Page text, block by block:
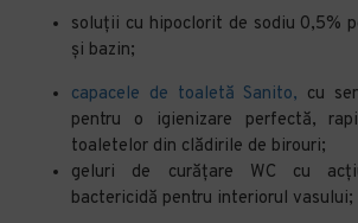
soluții cu hipoclorit de sodiu 0,5%
și bazin;
capacele de toaletă Sanito, cu
pentru o igienizare perfectă,
toaletelor din clădirile de birouri;
geluri de curățare WC cu
bactericidă pentru interiorul vasului;